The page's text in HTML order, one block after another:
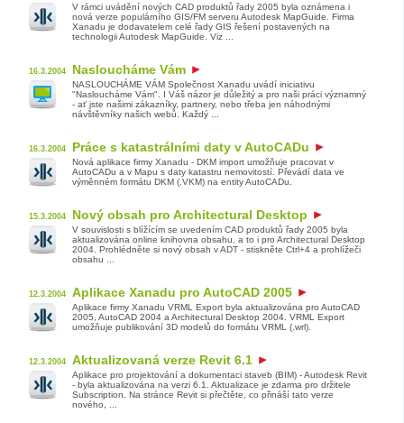
V rámci uvádění nových CAD produktů řady 2005 byla oznámena i
nová verze populárního GIS/FM serveru Autodesk MapGuide. Firma
Xanadu je dodavatelem celé řady GIS řešení postavených na
technologii Autodesk MapGuide. Viz ...
16.3.2004 Nasloucháme Vám
NASLOUCHÁME VÁM Společnost Xanadu uvádí iniciativu
"Nasloucháme Vám". I Váš názor je důležitý a pro naši práci významný
- ať jste našimi zákazníky, partnery, nebo třeba jen náhodnými
návštěvníky našich webů. Každý ...
16.3.2004 Práce s katastrálními daty v AutoCADu
Nová aplikace firmy Xanadu - DKM import umožňuje pracovat v
AutoCADu a v Mapu s daty katastru nemovitostí. Převádí data ve
výměnném formátu DKM (.VKM) na entity AutoCADu.
15.3.2004 Nový obsah pro Architectural Desktop
V souvislosti s blížícím se uvedením CAD produktů řady 2005 byla
aktualizována online knihovna obsahu, a to i pro Architectural Desktop
2004. Prohlédněte si nový obsah v ADT - stiskněte Ctrl+4 a prohlížeči
obsahu ...
12.3.2004 Aplikace Xanadu pro AutoCAD 2005
Aplikace firmy Xanadu VRML Export byla aktualizována pro AutoCAD
2005, AutoCAD 2004 a Architectural Desktop 2004. VRML Export
umožňuje publikování 3D modelů do formátu VRML (.wrl).
12.3.2004 Aktualizovaná verze Revit 6.1
Aplikace pro projektování a dokumentaci staveb (BIM) - Autodesk Revit
- byla aktualizována na verzi 6.1. Aktualizace je zdarma pro držitele
Subscription. Na stránce Revit si přečtěte, co přináší tato verze
nového, ...